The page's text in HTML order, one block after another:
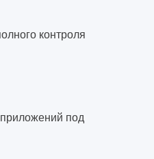
контроля
под